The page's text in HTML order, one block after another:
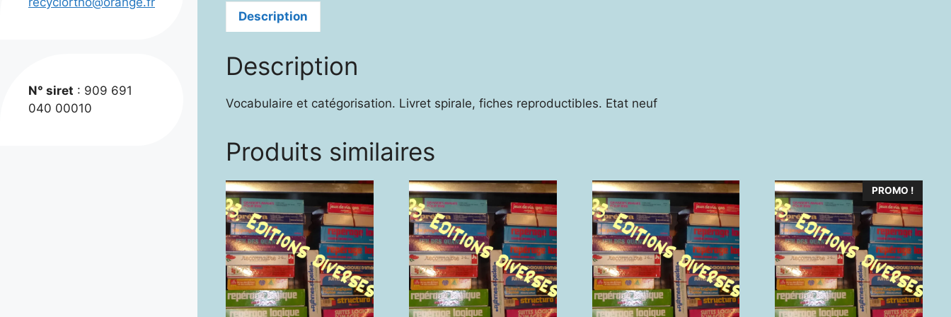
Description
Description
Vocabulaire et catégorisation. Livret spirale, fiches reproductibles. Etat neuf
Produits similaires
PROMO !
N° siret : 909 691
040 00010